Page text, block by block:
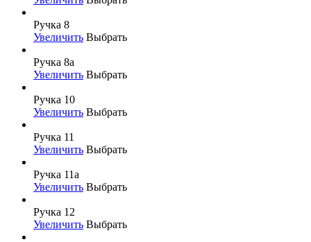
Ручка 8
Увеличить Выбрать
Ручка 8а
Увеличить Выбрать
Ручка 10
Увеличить Выбрать
Ручка 11
Увеличить Выбрать
Ручка 11а
Увеличить Выбрать
Ручка 12
Увеличить Выбрать